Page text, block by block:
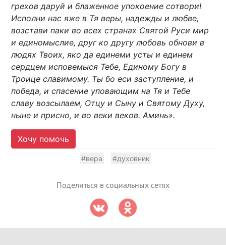
грехов даруй и блаженное упокоение сотвори!
Исполни нас яже в Тя веры, надежды и любве,
возстави паки во всех странах Святой Руси мир
и единомыслие, друг ко другу любовь обнови в
людях Твоих, яко да единеми усты и единем
сердцем исповемыся Тебе, Единому Богу в
Троице славимому. Ты бо еси заступление, и
победа, и спасение уповающим на Тя и Тебе
славу возсылаем, Отцу и Сыну и Святому Духу,
ныне и присно, и во веки веков. Аминь».
Хочу помочь
#вера #духовник
Поделиться в социальных сетях